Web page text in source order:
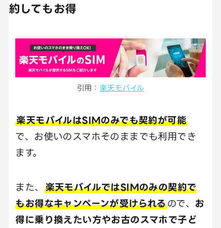
約してもお得
引用： 楽天モバイル
楽天モバイルはSIMのみでも契約が可能
で、お使いのスマホそのままでも利用でき
ます。
また、 楽天モバイルではSIMのみの契約で
もお得なキャンペーンが受けられるので、 お
得に乗り換えたい方やお古のスマホで子ど